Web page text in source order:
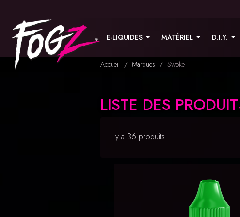
E-LIQUIDES MATÉRIEL D.I.Y.
Accueil Marques Swoke
LISTE DES
Il y a 36 produits.